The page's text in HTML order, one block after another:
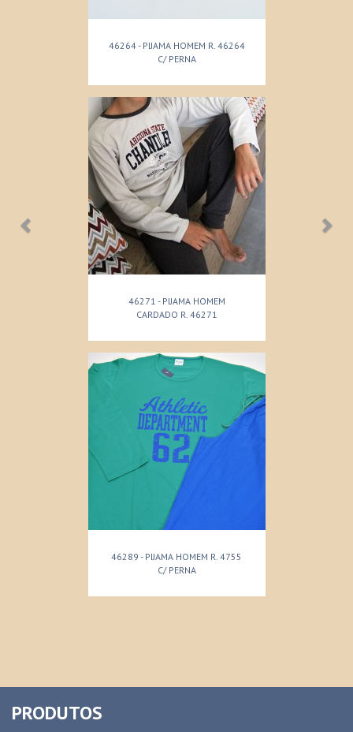
46264 - PIJAMA HOMEM R. 46264
C/ PERNA
46271 - PIJAMA HOMEM
CARDADO R. 46271
46289 - PIJAMA HOMEM R. 4755
C/ PERNA
PRODUTOS